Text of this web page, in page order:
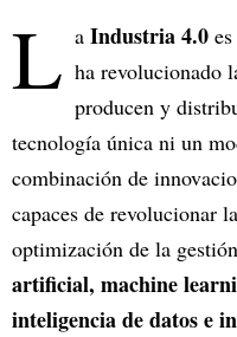
L a Industria 4.0
ha revolucionado
producen y
tecnología única ni un
combinación de
capaces de revolucionar
optimización de la
artificial, machine
inteligencia de datos e